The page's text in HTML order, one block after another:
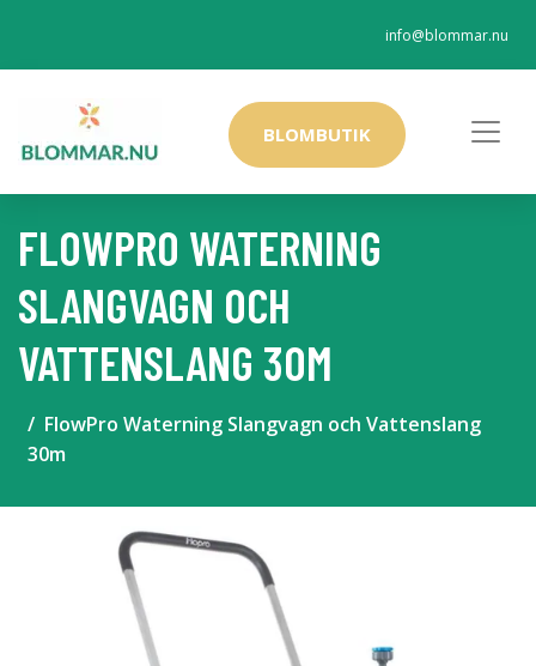
info@blommar.nu
BLOMBUTIK
FLOWPRO WATERNING
SLANGVAGN OCH
VATTENSLANG 30M
FlowPro Waterning Slangvagn och Vattenslang
30m